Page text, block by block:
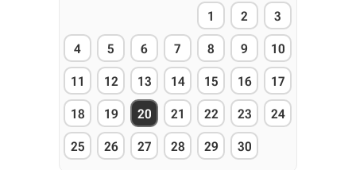
1 2 3
4 5 6 7 8 9 10
11 12 13 14 15 16 17
18 19 20 21 22 23 24
25 26 27 28 29 30